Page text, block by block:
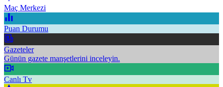
Maç Merkezi
Puan Durumu
Gazeteler
Günün gazete manşetlerini inceleyin.
Canlı Tv